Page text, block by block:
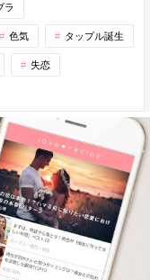
ラ
色気 タップル誕生
失恋